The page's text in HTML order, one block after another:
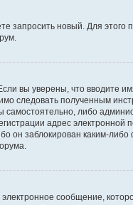
запросить новый. Для
вы уверены, что вводите
следовать полученным
либо
адрес
он заблокирован каким-
сообщение,